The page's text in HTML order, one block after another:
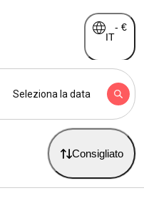
IT
- €
Seleziona la data
Consigliato